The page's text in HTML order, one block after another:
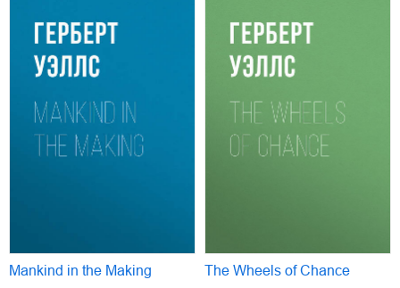
Mankind in the Making The Wheels of Chance